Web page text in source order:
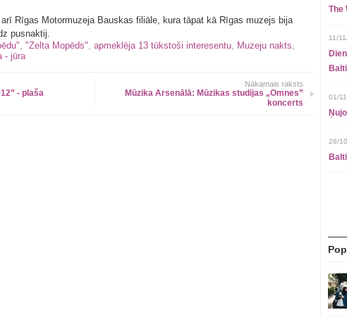
Rīgas Motormuzeja Bauskas filiāle, kura tāpat kā Rīgas muzejs bija
pusnaktij.
, "Zelta Mopēds", apmeklēja 13 tūkstoši interesentu, Muzeju nakts,
- jūra
- plaša
Nākamais raksts
Mūzika Arsenālā: Mūzikas studijas „Omnes”
koncerts
The
11/
01/
28/